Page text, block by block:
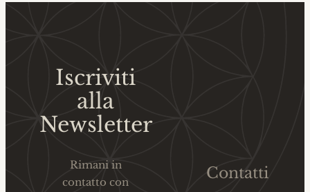
Iscriviti
alla
Newsletter
Rimani in
contatto con
Contatti